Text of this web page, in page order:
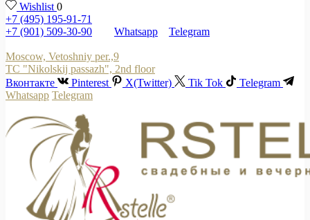
Wishlist 0
+7 (495) 195-91-71
+7 (901) 509-30-90
Whatsapp Telegram
Moscow, Vetoshniy per.,9
TC "Nikolskij passazh", 2nd floor
Вконтакте
Pinterest X(Twitter) Tik Tok
Telegram
Whatsapp Telegram